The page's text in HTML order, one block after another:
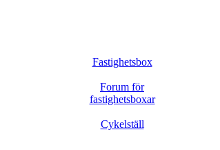
Fastighetsbox
Forum för
fastighetsboxar
Cykelställ